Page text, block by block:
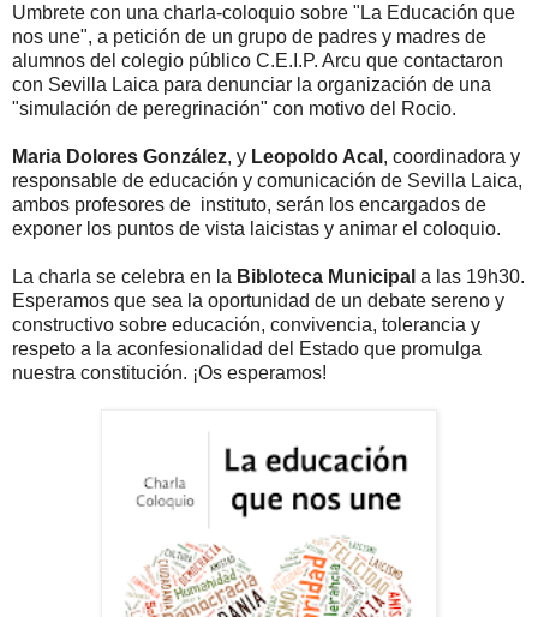
Umbrete con una charla-coloquio sobre "La Educación que
nos une", a petición de un grupo de padres y madres de
alumnos del colegio público C.E.I.P. Arcu que contactaron
con Sevilla Laica para denunciar la organización de una
"simulación de peregrinación" con motivo del Rocio.
Maria Dolores González, y Leopoldo Acal , coordinadora y
responsable de educación y comunicación de Sevilla Laica,
ambos profesores de instituto, serán los encargados de
exponer los puntos de vista laicistas y animar el coloquio.
La charla se celebra en la Bibloteca Municipal a las 19h30.
Esperamos que sea la oportunidad de un debate sereno y
constructivo sobre educación, convivencia, tolerancia y
respeto a la aconfesionalidad del Estado que promulga
nuestra constitución. ¡Os esperamos!